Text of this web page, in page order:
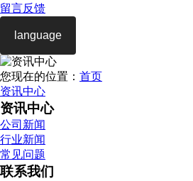
留言反馈
language
您现在的位置： 首页
资讯中心
资讯中心
公司新闻
行业新闻
常见问题
联系我们